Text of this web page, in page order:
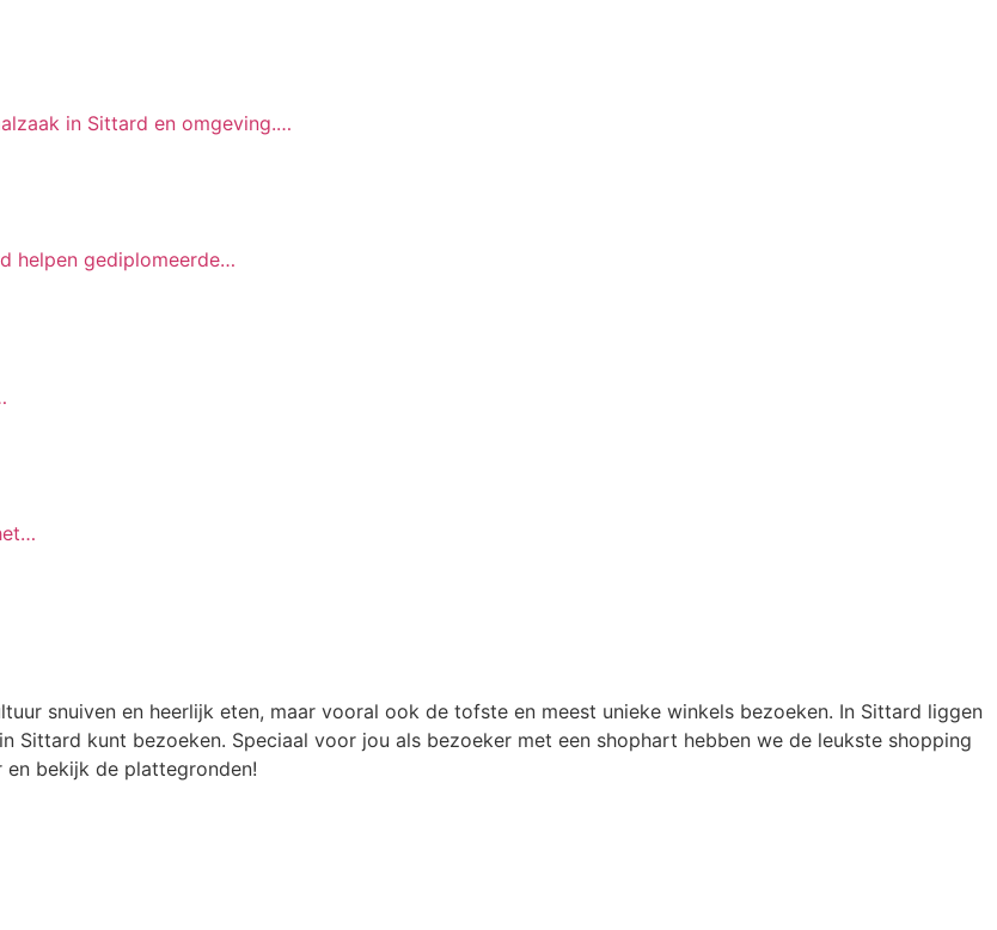
in Sittard en omgeving.…
helpen gediplomeerde…
snuiven en heerlijk eten, maar vooral ook de tofste en meest unieke winkels bezoeken. In Sittard liggen
Sittard kunt bezoeken. Speciaal voor jou als bezoeker met een shophart hebben we de leukste shopping
en bekijk de plattegronden!